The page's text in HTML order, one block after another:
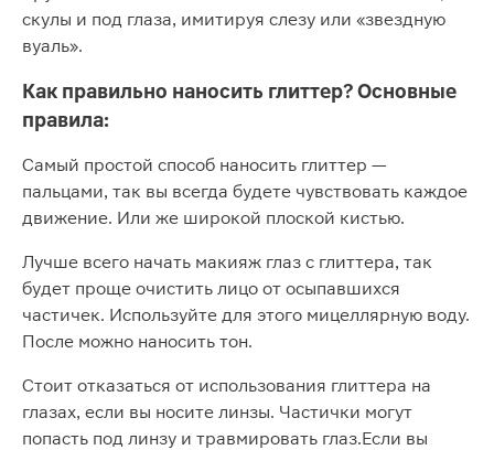
скулы и под глаза, имитируя слезу или «звездную
вуаль».
Как правильно наносить глиттер? Основные
правила:
Самый простой способ наносить глиттер —
пальцами, так вы всегда будете чувствовать каждое
движение. Или же широкой плоской кистью.
Лучше всего начать макияж глаз с глиттера, так
будет проще очистить лицо от осыпавшихся
частичек. Используйте для этого мицеллярную воду.
После можно наносить тон.
Стоит отказаться от использования глиттера на
глазах, если вы носите линзы. Частички могут
попасть под линзу и травмировать глаз.Если вы